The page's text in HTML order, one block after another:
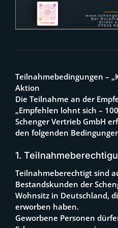
Teilnahmebedingungen –
Aktion
Die Teilnahme an der
„Empfehlen lohnt sich –
Schenger Vertrieb GmbH
den folgenden
1.
Teilnahmeberechtigt sind
Bestandskunden der
Wohnsitz in Deutschland,
erworben haben.
Geworbene Personen